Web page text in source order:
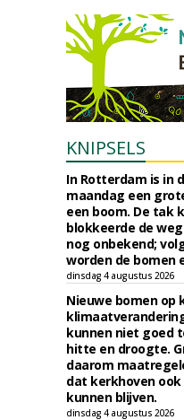
KNIPSELS
In Rotterdam is in
maandag een
een boom. De tak
blokkeerde de
nog onbekend;
worden de bomen
dinsdag 4 augustus 2026
Nieuwe bomen op
kunnen niet goed
hitte en droogte.
daarom
dat kerkhoven
kunnen blijven.
dinsdag 4 augustus 2026